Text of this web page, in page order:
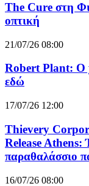
The Cure στη
οπτική
21/07/26 08:00
Robert Plant: Ο
εδώ
17/07/26 12:00
Thievery
Release Athens:
παραθαλάσσιο
16/07/26 08:00